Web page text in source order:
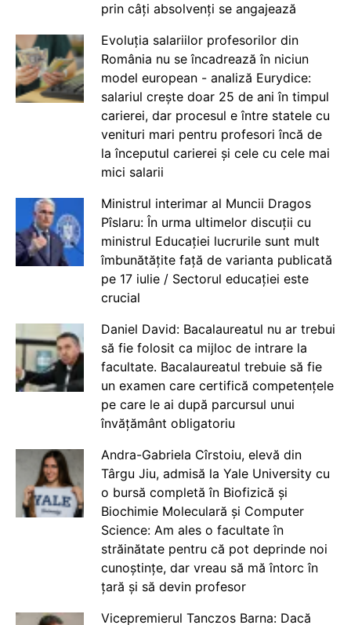
prin câți absolvenți se angajează
Evoluția salariilor profesorilor din
România nu se încadrează în niciun
model european - analiză Eurydice:
salariul crește doar 25 de ani în timpul
carierei, dar procesul e între statele cu
venituri mari pentru profesori încă de
la începutul carierei și cele cu cele mai
mici salarii
Ministrul interimar al Muncii Dragos
Pîslaru: În urma ultimelor discuții cu
ministrul Educației lucrurile sunt mult
îmbunătățite față de varianta publicată
pe 17 iulie / Sectorul educației este
crucial
Daniel David: Bacalaureatul nu ar trebui
să fie folosit ca mijloc de intrare la
facultate. Bacalaureatul trebuie să fie
un examen care certifică competențele
pe care le ai după parcursul unui
învățământ obligatoriu
Andra-Gabriela Cîrstoiu, elevă din
Târgu Jiu, admisă la Yale University cu
o bursă completă în Biofizică și
Biochimie Moleculară și Computer
Science: Am ales o facultate în
străinătate pentru că pot deprinde noi
cunoștințe, dar vreau să mă întorc în
țară și să devin profesor
Vicepremierul Tanczos Barna: Dacă